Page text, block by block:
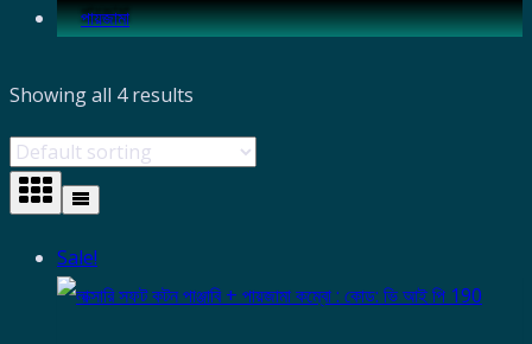
পায়জামা
Showing all 4 results
Sale!